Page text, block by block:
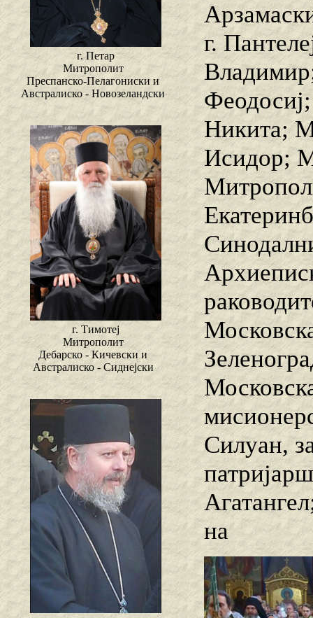
г. Петар
Митрополит
Преспанско-Пелагониски и
Австралиско - Новозеландски
г. Тимотеј
Митрополит
Дебарско - Кичевски и
Австралиско - Сиднејски
г.
Никита;
Исидор;
Силуан,
на